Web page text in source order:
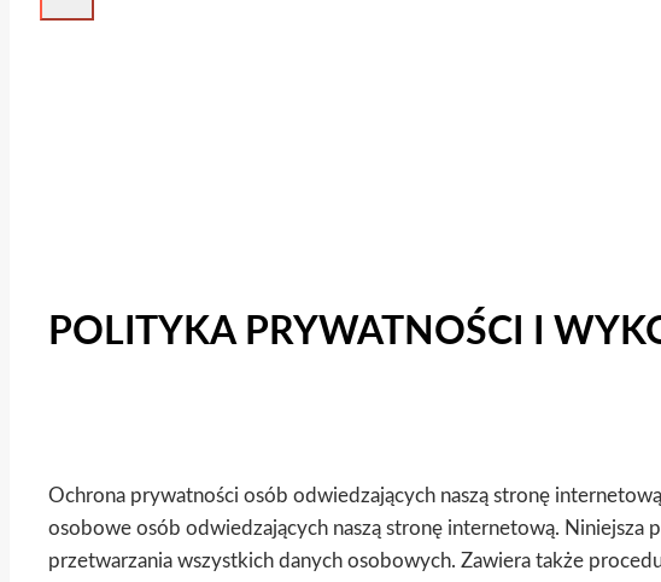
POLITYKA PRYWATNOŚCI I
Ochrona prywatności osób odwiedzających naszą stronę
osobowe osób odwiedzających naszą stronę internetową.
przetwarzania wszystkich danych osobowych. Zawiera także